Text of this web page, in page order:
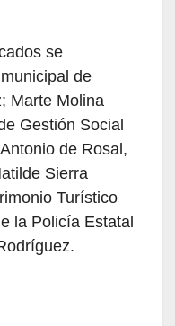
se
de
Marte Molina
Gestión Social
de Rosal,
Sierra
Turístico
la Policía Estatal